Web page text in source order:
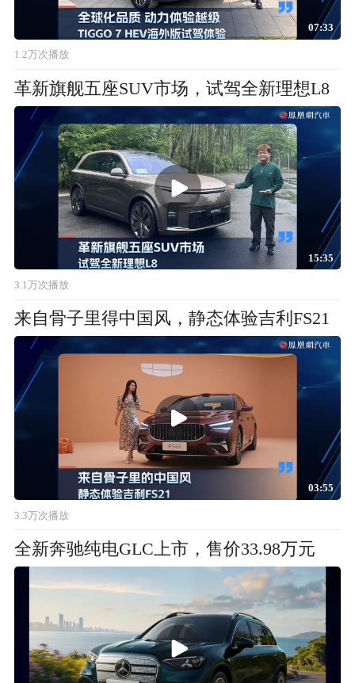
07:33
1.2万次播放
革新旗舰五座SUV市场，试驾全新理想L8
15:35
3.1万次播放
来自骨子里得中国风，静态体验吉利FS21
03:55
3.3万次播放
全新奔驰纯电GLC上市，售价33.98万元